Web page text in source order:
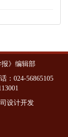
》编辑部
：024-56865105
设计开发